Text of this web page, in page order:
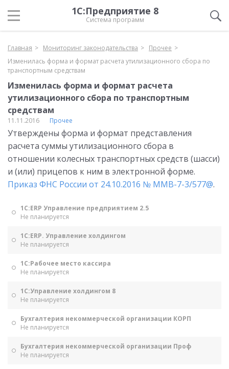
1С:Предприятие 8
Система программ
Главная Мониторинг законодательства
Прочее
Изменилась форма и формат расчета утилизационного сбора по
транспортным средствам
Изменилась форма и формат расчета
утилизационного сбора по транспортным
средствам
11.11.2016 Прочее
Утверждены форма и формат представления
расчета суммы утилизационного сбора в
отношении колесных транспортных средств (шасси)
и (или) прицепов к ним в электронной форме.
Приказ ФНС России от 24.10.2016 № ММВ-7-3/577@.
1С:ERP Управление предприятием 2.5
Не планируется
1С:ERP. Управление холдингом
Не планируется
1С:Рабочее место кассира
Не планируется
1С:Управление холдингом 8
Не планируется
Бухгалтерия некоммерческой организации КОРП
Не планируется
Бухгалтерия некоммерческой организации Проф
Не планируется